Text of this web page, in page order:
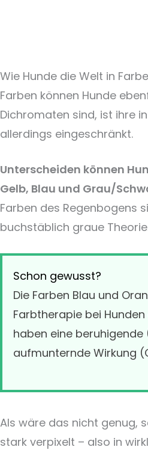
Wie Hunde die Welt in
Farben können Hunde
Dichromaten sind, ist ihre
allerdings eingeschränkt.
Unterscheiden können
Gelb, Blau und Grau/
Farben des Regenbogens
buchstäblich graue
Schon gewusst?
Die Farben Blau und
Farbtherapie bei
haben eine
aufmunternde Wirkung
Als wäre das nicht genug,
stark verpixelt – also in